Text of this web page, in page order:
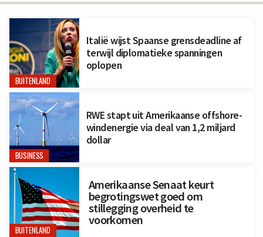
BUITENLAND
Italië wijst Spaanse grensdeadline af
terwijl diplomatieke spanningen
oplopen
BUSINESS
RWE stapt uit Amerikaanse offshore-
windenergie via deal van 1,2 miljard
dollar
BUITENLAND
Amerikaanse Senaat keurt
begrotingswet goed om
stillegging overheid te
voorkomen